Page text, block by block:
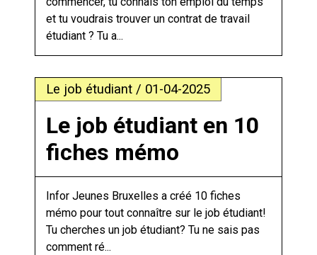
et tu voudrais trouver un contrat de travail
étudiant ? Tu a...
Le job étudiant / 01-04-2025
Le job étudiant en 10
fiches mémo
Infor Jeunes Bruxelles a créé 10 fiches
mémo pour tout connaître sur le job étudiant!
Tu cherches un job étudiant? Tu ne sais pas
comment ré...